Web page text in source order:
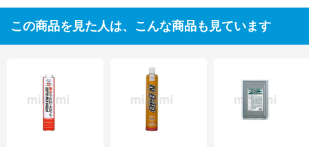
この商品を見た人は、こんな商品も見ています